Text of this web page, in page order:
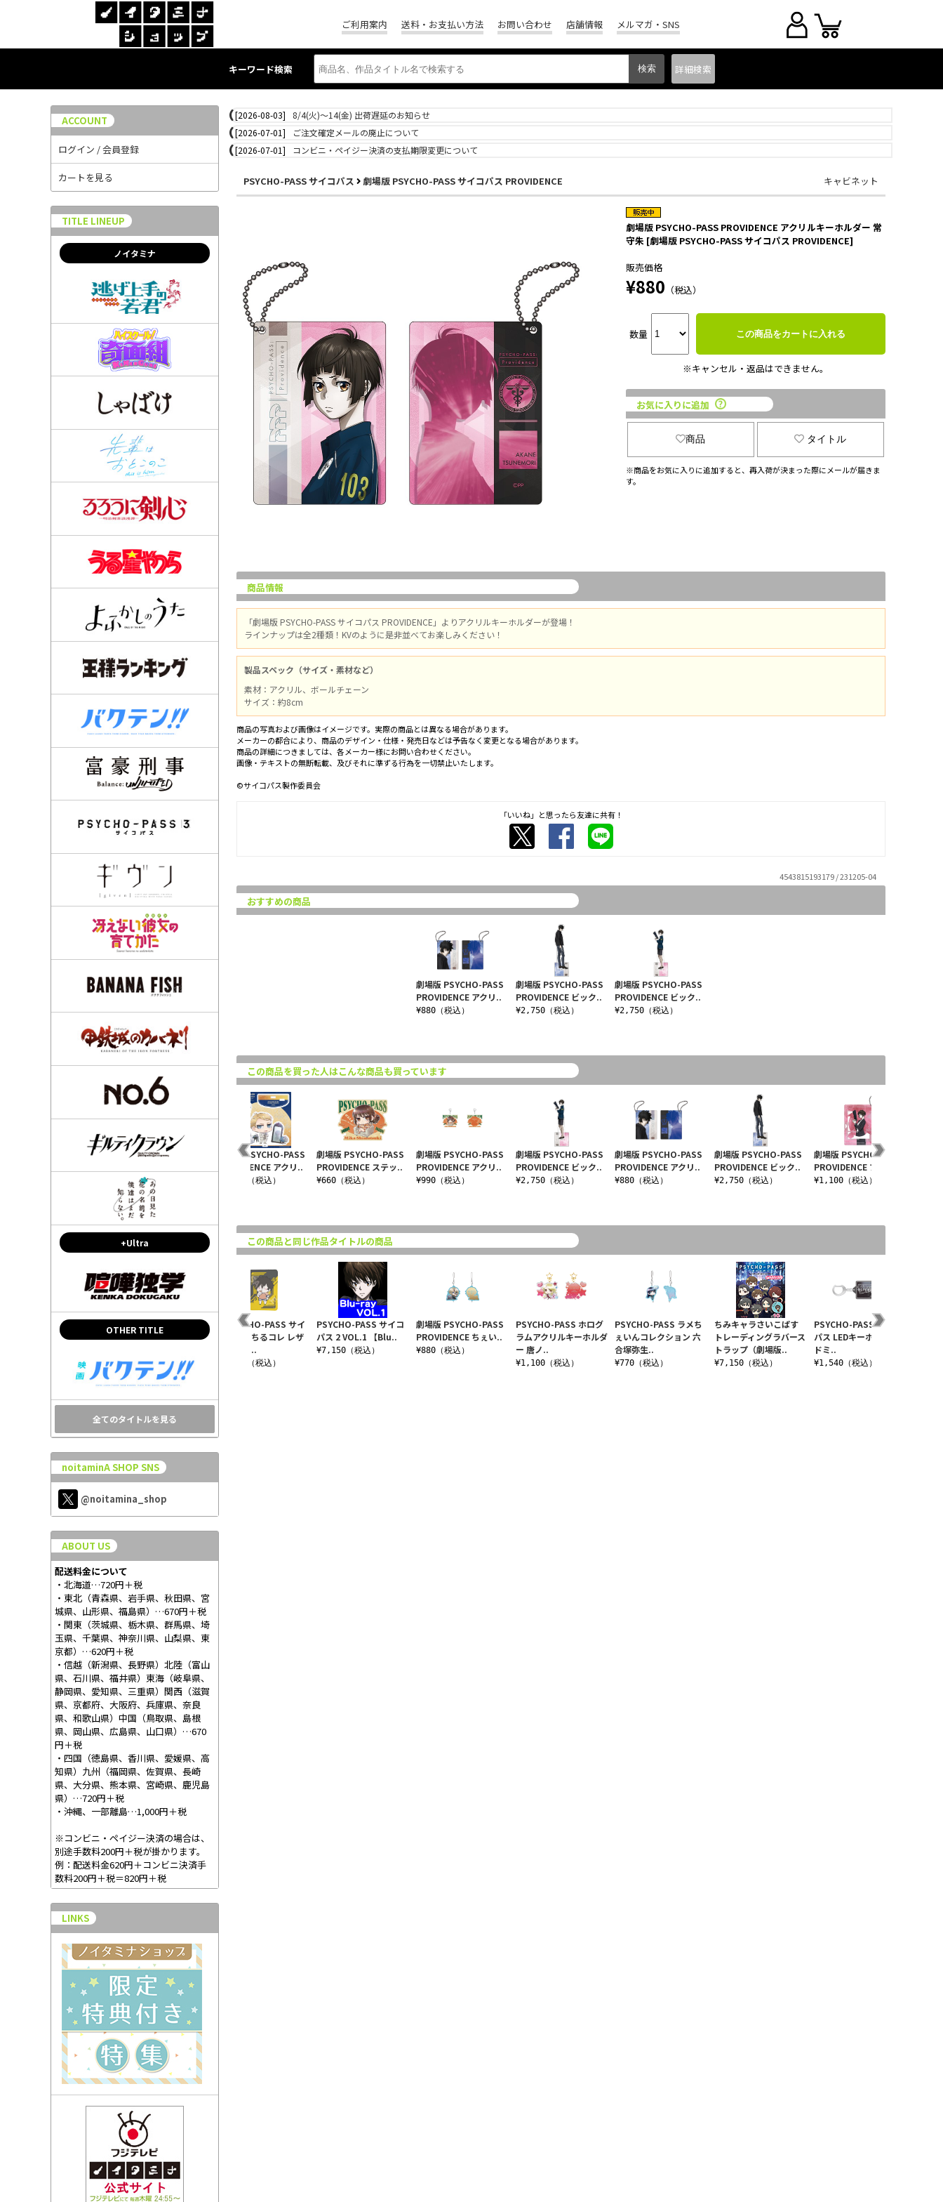
ご利用案内 送料・お支払い方法 お問い合わせ 店舗情報 メルマガ・SNS
キーワード検索 詳細検索
ACCOUNT
ログイン / 会員登録
カートを見る
TITLE LINEUP
ノイタミナ
+Ultra
OTHER TITLE
全てのタイトルを見る
noitaminA SHOP SNS
@noitamina_shop
ABOUT US
配送料金について
・北海道…720円＋税
・東北（青森県、岩手県、秋田県、宮
城県、山形県、福島県）…670円＋税
・関東（茨城県、栃木県、群馬県、埼
玉県、千葉県、神奈川県、山梨県、東
京都）…620円＋税
・信越（新潟県、長野県）北陸（富山
県、石川県、福井県）東海（岐阜県、
静岡県、愛知県、三重県）関西（滋賀
県、京都府、大阪府、兵庫県、奈良
県、和歌山県）中国（鳥取県、島根
県、岡山県、広島県、山口県）…670
円＋税
・四国（徳島県、香川県、愛媛県、高
知県）九州（福岡県、佐賀県、長崎
県、大分県、熊本県、宮崎県、鹿児島
県）…720円＋税
・沖縄、一部離島…1,000円＋税
※コンビニ・ペイジー決済の場合は、
別途手数料200円＋税が掛かります。
例：配送料金620円＋コンビニ決済手
数料200円＋税＝820円＋税
LINKS
[2026-08-03]
8/4(火)～14(金) 出荷遅延のお知らせ
[2026-07-01]
ご注文確定メールの廃止について
[2026-07-01]
コンビニ・ペイジー決済の支払期限変更について
PSYCHO-PASS サイコパス 劇場版 PSYCHO-PASS サイコパス PROVIDENCE キャビネット
劇場版 PSYCHO-PASS PROVIDENCE アクリルキーホルダー 常
守朱 [劇場版 PSYCHO-PASS サイコパス PROVIDENCE]
販売価格
¥880 （税込）
数量 この商品をカートに入れる
※キャンセル・返品はできません。
お気に入りに追加
商品 タイトル
※商品をお気に入りに追加すると、再入荷が決まった際にメールが届きま
す。
商品情報
「劇場版 PSYCHO-PASS サイコパス PROVIDENCE」よりアクリルキーホルダーが登場！
ラインナップは全2種類！KVのように是非並べてお楽しみください！
製品スペック（サイズ・素材など）
素材：アクリル、ボールチェーン
サイズ：約8cm
商品の写真および画像はイメージです。実際の商品とは異なる場合があります。
メーカーの都合により、商品のデザイン・仕様・発売日などは予告なく変更となる場合があります。
商品の詳細につきましては、各メーカー様にお問い合わせください。
画像・テキストの無断転載、及びそれに準ずる行為を一切禁止いたします。
©サイコパス製作委員会
「いいね」と思ったら友達に共有！
4543815193179 / 231205-04
おすすめの商品
劇場版 PSYCHO-PASS
PROVIDENCE ビック..
¥2,750（税込）
劇場版 PSYCHO-PASS
PROVIDENCE ビック..
¥2,750（税込）
劇場版 PSYCHO-PASS
PROVIDENCE アクリ..
¥880（税込）
この商品を買った人はこんな商品も買っています
劇場版 PSYCHO-PASS
PROVIDENCE ビック..
¥2,750（税込）
劇場版 PSYCHO-PASS
PROVIDENCE アクリ..
¥880（税込）
劇場版 PSYCHO-PASS
PROVIDENCE ビック..
¥2,750（税込）
劇場版 PSYCHO-PASS
PROVIDENCE プライ..
¥1,100（税込）
PSYCHO-PASS アクリ
PSYCHO-PASS アクリ
也 狡噛..
¥1,100（税込）
劇場版 PSYCHO-PASS
PROVIDENCE アクリ..
¥1,430（税込）
劇場版 PSYCHO-PASS
PROVIDENCE ステッ..
¥660（税込）
劇場版 PSYCHO-PASS
PROVIDENCE アクリ..
¥990（税込）
この商品と同じ作品タイトルの商品
PSYCHO-PASS ホログ
ラムアクリルキーホルダ
ー 唐ノ..
¥1,100（税込）
PSYCHO-PASS ラメち
ぇいんコレクション 六
合塚弥生..
¥770（税込）
ちみキャラさいこぱす
トレーディングラバース
トラップ（劇場版..
¥7,150（税込）
PSYCHO-PASS サイコ
パス LEDキーホルダー
ドミ..
¥1,540（税込）
PSYCHO-PASS ダイカ
ットステッカー 煇・ワ
劇場版 PSYCHO-PASS
PROVIDENCE 缶バッ..
【PSYCHO-PASS サイ
コパス】ちるコレ レザ
ーパスケ..
¥1,430（税込）
PSYCHO-PASS サイコ
パス 2 VOL.1 【Blu..
¥7,150（税込）
劇場版 PSYCHO-PASS
PROVIDENCE ちぇい..
¥880（税込）